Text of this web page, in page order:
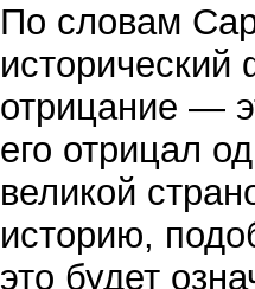
По словам
исторический
отрицание —
его отрицал
великой
историю,
это будет